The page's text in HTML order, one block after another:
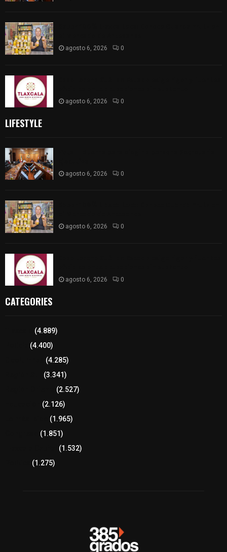
agosto 6, 2026 0
agosto 6, 2026 0
LIFESTYLE
agosto 6, 2026 0
agosto 6, 2026 0
agosto 6, 2026 0
CATEGORIES
(4.889)
(4.400)
(4.285)
(3.341)
(2.527)
(2.126)
(1.965)
(1.851)
(1.532)
(1.275)